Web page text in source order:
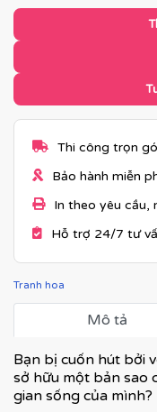
Thi công trọn
Bảo hành miễn
In theo yêu cầu,
Hỗ trợ 24/7 tư
Tranh hoa
Mô tả
Bạn bị cuốn hút bởi
sở hữu một bản sao
gian sống của mình?